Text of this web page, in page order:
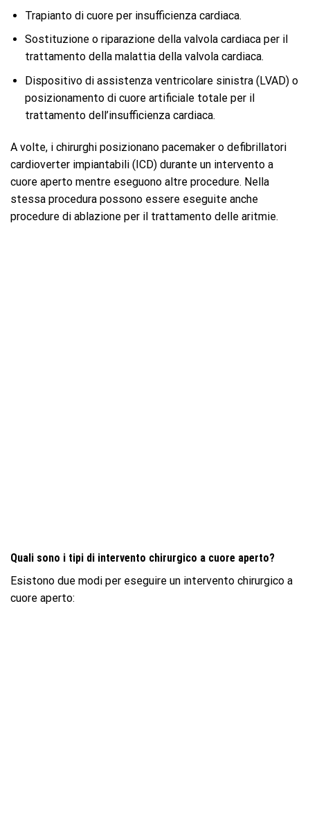
Trapianto di cuore per insufficienza cardiaca.
Sostituzione o riparazione della valvola cardiaca per il
trattamento della malattia della valvola cardiaca.
Dispositivo di assistenza ventricolare sinistra (LVAD) o
posizionamento di cuore artificiale totale per il
trattamento dell’insufficienza cardiaca.
A volte, i chirurghi posizionano pacemaker o defibrillatori
cardioverter impiantabili (ICD) durante un intervento a
cuore aperto mentre eseguono altre procedure. Nella
stessa procedura possono essere eseguite anche
procedure di ablazione per il trattamento delle aritmie.
Quali sono i tipi di intervento chirurgico a cuore aperto?
Esistono due modi per eseguire un intervento chirurgico a
cuore aperto: